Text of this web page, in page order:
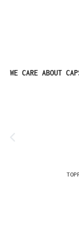
Omitir la galería de
WE CARE ABOUT